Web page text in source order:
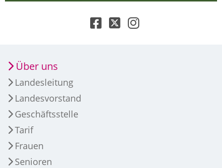
Über uns
Landesleitung
Landesvorstand
Geschäftsstelle
Tarif
Frauen
Senioren